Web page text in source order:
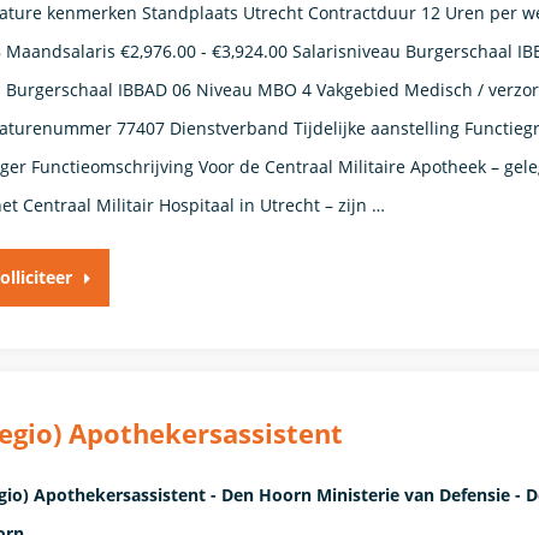
kenmerken Standplaats Utrecht Contractduur 12 Uren per
Maandsalaris €2,976.00 - €3,924.00 Salarisniveau Burgerschaal
Burgerschaal IBBAD 06 Niveau MBO 4 Vakgebied Medisch /
77407 Dienstverband Tijdelijke aanstelling​​
Functieomschrijving Voor de Centraal Militaire Apotheek –
Centraal Militair Hospitaal in Utrecht – zijn …
Apothekersassistent
Apothekersassistent - Den Hoorn Ministerie van Defensie -